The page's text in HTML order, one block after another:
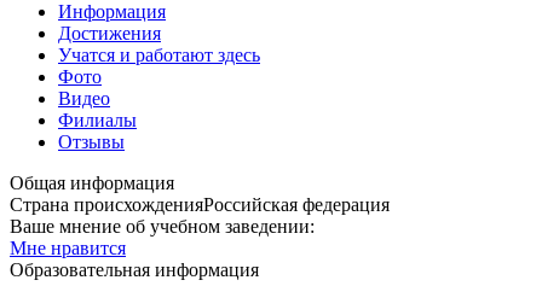
Информация
Достижения
Учатся и работают здесь
Фото
Видео
Филиалы
Отзывы
Общая информация
Страна происхожденияРоссийская федерация
Ваше мнение об учебном заведении:
Мне нравится
Образовательная информация